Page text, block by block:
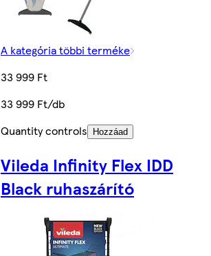
A kategória többi terméke
33 999 Ft
33 999 Ft/db
Quantity controls
Hozzáad
Vileda Infinity Flex IDD
Black ruhaszárító